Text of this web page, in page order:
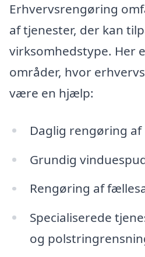
Erhvervsrengøring
af tjenester, der kan
virksomhedstype. Her
områder, hvor
være en hjælp:
Daglig rengøring
Grundig
Rengøring af
Specialiserede
og